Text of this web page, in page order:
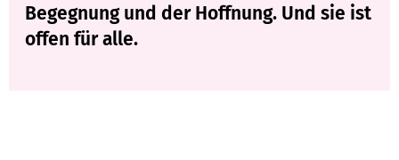
Begegnung und der Hoffnung. Und sie ist
offen für alle.